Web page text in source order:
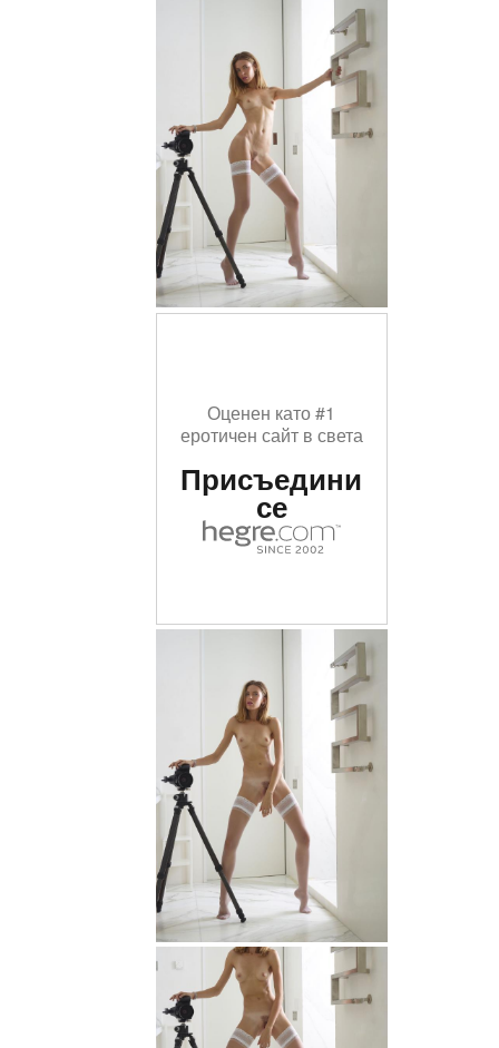
Оценен като #1
еротичен сайт в света
Присъедини
се